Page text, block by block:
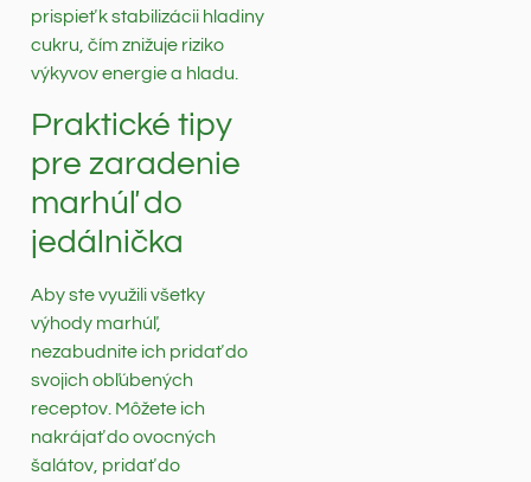
prispieť k stabilizácii hladiny
cukru, čím znižuje riziko
výkyvov energie a hladu.
Praktické tipy
pre zaradenie
marhúľ do
jedálnička
Aby ste využili všetky
výhody marhúľ,
nezabudnite ich pridať do
svojich obľúbených
receptov. Môžete ich
nakrájať do ovocných
šalátov, pridať do